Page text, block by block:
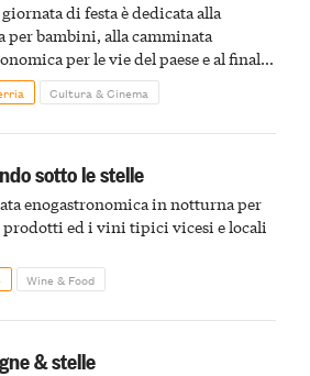
di festa è dedicata alla
per bambini, alla camminata
per le vie del paese e al finale
Cultura & Cinema
sotto le stelle
enogastronomica in notturna per
prodotti ed i vini tipici vicesi e locali
Wine & Food
& stelle